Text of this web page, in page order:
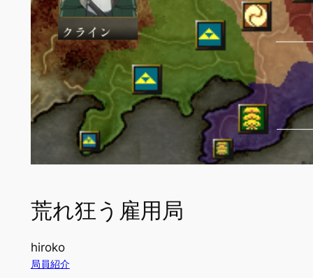
荒れ狂う雇用局
hiroko
局員紹介